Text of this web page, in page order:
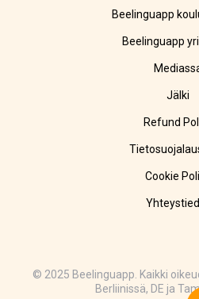
Beelinguapp
Beelinguapp
Jälki
Refund
Cookie
© 2025 Beelinguapp. Kaikki
Berliinissä, DE ja